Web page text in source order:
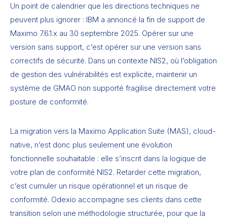
Un point de calendrier que les directions techniques ne
peuvent plus ignorer : IBM a annoncé la fin de support de
Maximo 7.6.1.x au 30 septembre 2025. Opérer sur une
version sans support, c’est opérer sur une version sans
correctifs de sécurité. Dans un contexte NIS2, où l’obligation
de gestion des vulnérabilités est explicite, maintenir un
système de GMAO non supporté fragilise directement votre
posture de conformité.
La migration vers la Maximo Application Suite (MAS), cloud-
native, n’est donc plus seulement une évolution
fonctionnelle souhaitable : elle s’inscrit dans la logique de
votre plan de conformité NIS2. Retarder cette migration,
c’est cumuler un risque opérationnel et un risque de
conformité. Odexio accompagne ses clients dans cette
transition selon une méthodologie structurée, pour que la